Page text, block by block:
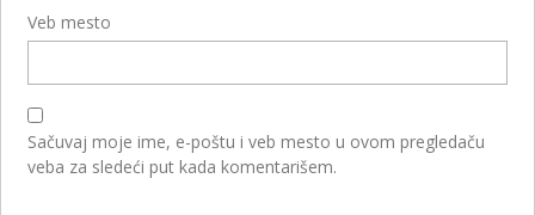
Veb mesto
Sačuvaj moje ime, e-poštu i veb mesto u ovom pregledaču
veba za sledeći put kada komentarišem.